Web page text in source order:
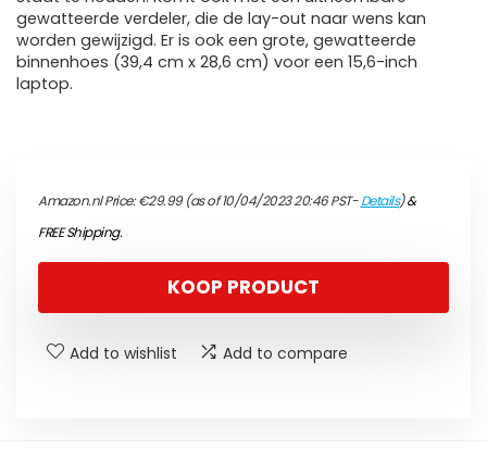
gewatteerde verdeler, die de lay-out naar wens kan
worden gewijzigd. Er is ook een grote, gewatteerde
binnenhoes (39,4 cm x 28,6 cm) voor een 15,6-inch
laptop.
Amazon.nl Price:€29.99(as of 10/04/2023 20:46 PST-Details)&
FREE Shipping.
KOOP PRODUCT
Add to wishlist Add to compare